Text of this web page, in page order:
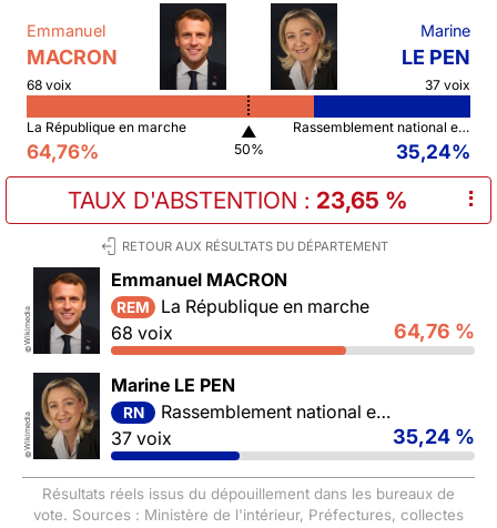
Emmanuel
MACRON
68 voix
Marine
LE PEN
37 voix
La République en marche
64,76%
▲
50%
Rassemblement national et ses alliés
35,24%
TAUX D'ABSTENTION : 23,65 % ⠇
RETOUR AUX RÉSULTATS DU DÉPARTEMENT
©
Wikimedia
Emmanuel MACRON
REM
La République en marche
68 voix
64,76 %
©
Wikimedia
Marine LE PEN
RN
Rassemblement national et ses alliés
37 voix
35,24 %
Résultats réels issus du dépouillement dans les bureaux de
vote. Sources : Ministère de l'intérieur, Préfectures, collectes